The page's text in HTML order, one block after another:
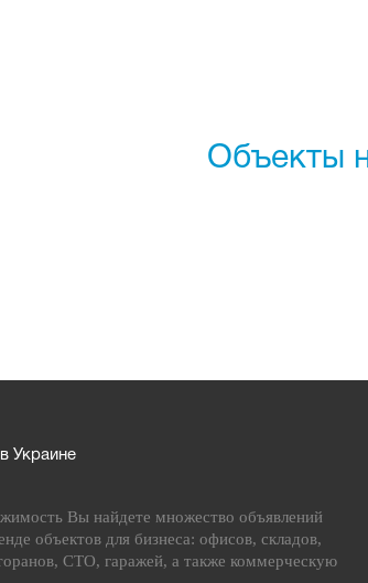
Объекты
Украине
Вы найдете множество объявлений
объектов для бизнеса: офисов, складов,
СТО, гаражей, а также коммерческую